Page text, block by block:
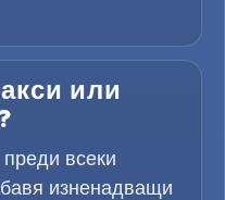
или
всеки
изненадващи